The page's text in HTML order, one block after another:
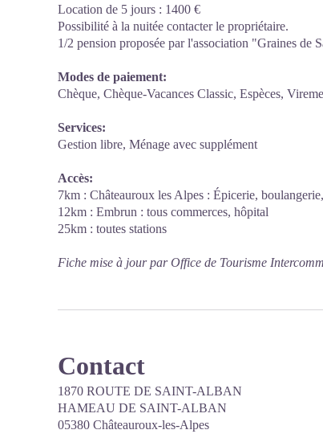
Location de 5 jours : 1400 €
Possibilité à la nuitée contacter le propriétaire.
1/2 pension proposée par l'association "Graines de
Modes de paiement:
Chèque, Chèque-Vacances Classic, Espèces,
Services:
Gestion libre, Ménage avec supplément
Accès:
7km : Châteauroux les Alpes : Épicerie,
12km : Embrun : tous commerces, hôpital
25km : toutes stations
Fiche mise à jour par Office de Tourisme
Contact
1870 ROUTE DE SAINT-ALBAN
HAMEAU DE SAINT-ALBAN
05380 Châteauroux-les-Alpes